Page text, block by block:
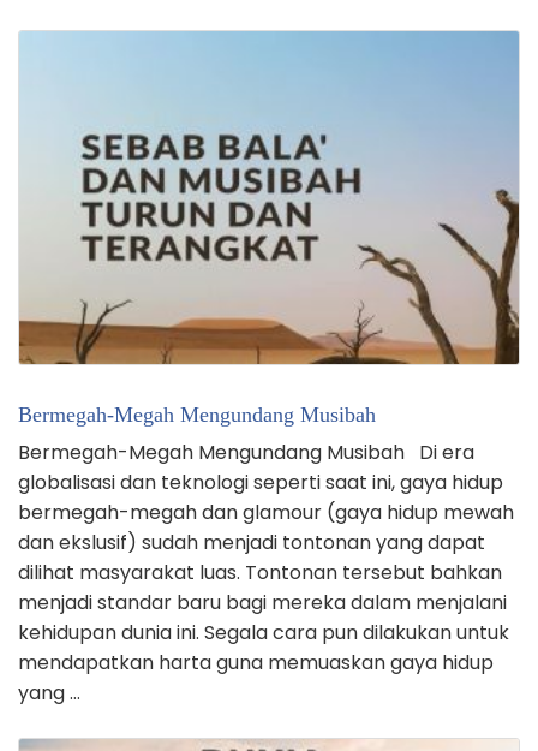
Bermegah-Megah Mengundang Musibah
Bermegah-Megah Mengundang Musibah Di era
globalisasi dan teknologi seperti saat ini, gaya hidup
bermegah-megah dan glamour (gaya hidup mewah
dan ekslusif) sudah menjadi tontonan yang dapat
dilihat masyarakat luas. Tontonan tersebut bahkan
menjadi standar baru bagi mereka dalam menjalani
kehidupan dunia ini. Segala cara pun dilakukan untuk
mendapatkan harta guna memuaskan gaya hidup
yang …